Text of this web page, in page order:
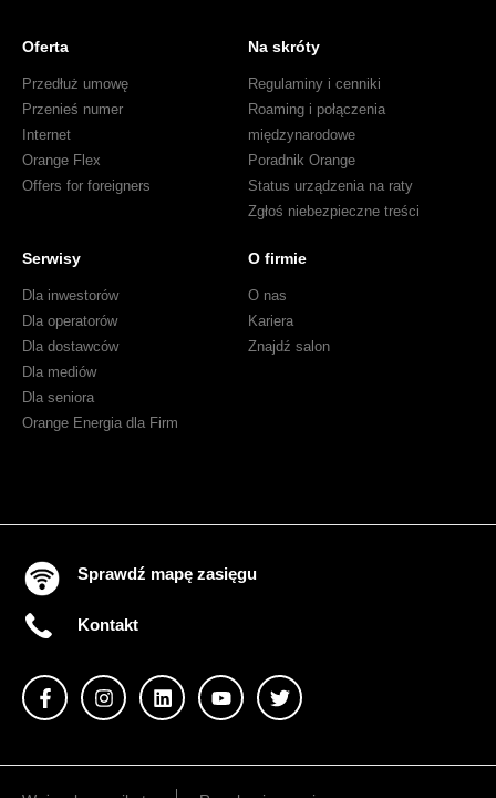
Oferta
Przedłuż umowę
Przenieś numer
Internet
Orange Flex
Offers for foreigners
Na skróty
Regulaminy i cenniki
Roaming i połączenia
międzynarodowe
Poradnik Orange
Status urządzenia na raty
Zgłoś niebezpieczne treści
Serwisy
Dla inwestorów
Dla operatorów
Dla dostawców
Dla mediów
Dla seniora
Orange Energia dla Firm
O firmie
O nas
Kariera
Znajdź salon
Sprawdź mapę zasięgu
Kontakt